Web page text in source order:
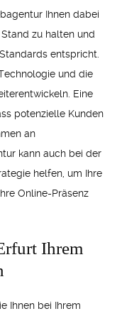
Ihnen dabei
zu halten und
entspricht.
und die
Eine
potenzielle Kunden
an
kann auch bei der
helfen, um Ihre
Online-Präsenz
Ihrem
Ihnen bei Ihrem